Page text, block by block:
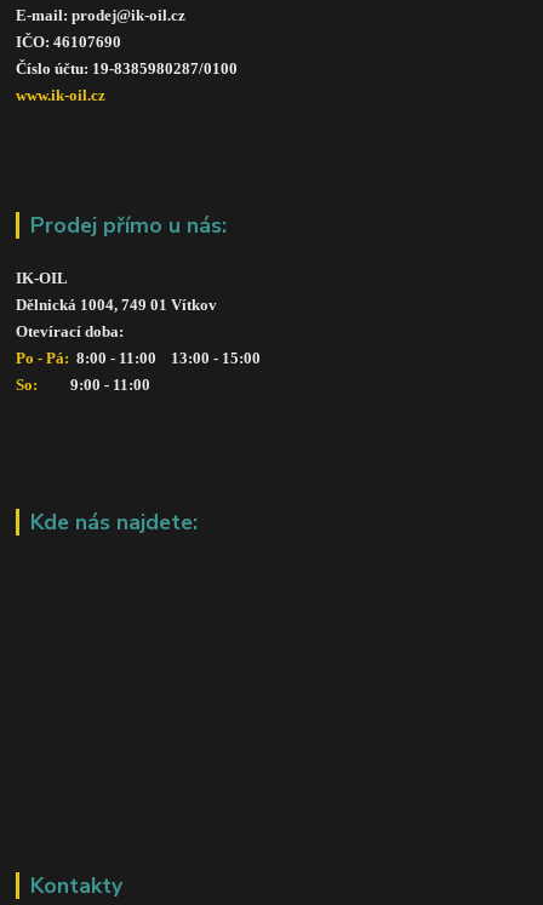
E-mail: prodej@ik-oil.cz
IČO: 46107690
Číslo účtu: 19-8385980287/0100
www.ik-oil.cz
Prodej přímo u nás:
IK-OIL
Dělnická 1004, 749 01 Vítkov
Otevírací doba:
Po - Pá: 8:00 - 11:00    13:00 - 15:00
So:
      9:00 - 11:00
Kde nás najdete:
Kontakty